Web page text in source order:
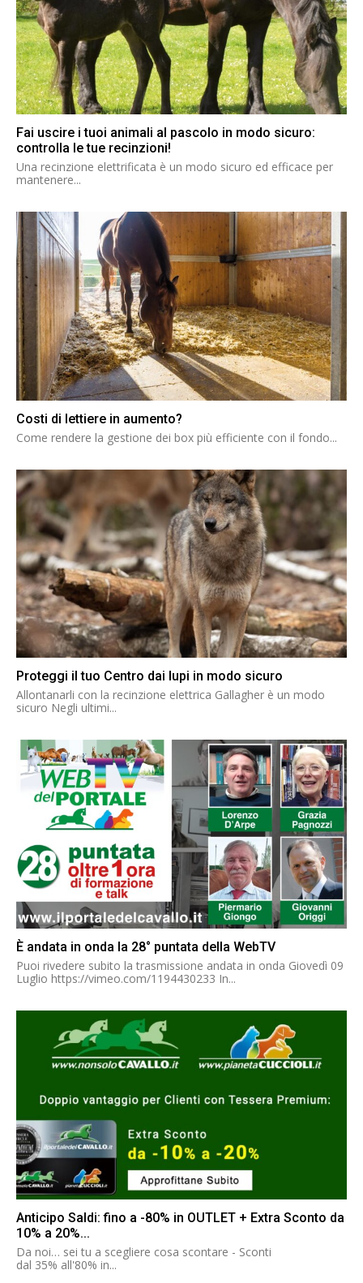
Fai uscire i tuoi animali al pascolo in modo sicuro:
controlla le tue recinzioni!
Una recinzione elettrificata è un modo sicuro ed efficace per
mantenere...
Costi di lettiere in aumento?
Come rendere la gestione dei box più efficiente con il fondo...
Proteggi il tuo Centro dai lupi in modo sicuro
Allontanarli con la recinzione elettrica Gallagher è un modo
sicuro Negli ultimi...
È andata in onda la 28° puntata della WebTV
Puoi rivedere subito la trasmissione andata in onda Giovedì 09
Luglio https://vimeo.com/1194430233 In...
Anticipo Saldi: fino a -80% in OUTLET + Extra Sconto da
10% a 20%...
Da noi… sei tu a scegliere cosa scontare - Sconti
dal 35% all'80% in...